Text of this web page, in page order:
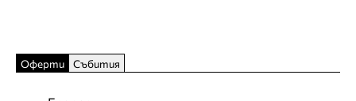
Оферти Събития